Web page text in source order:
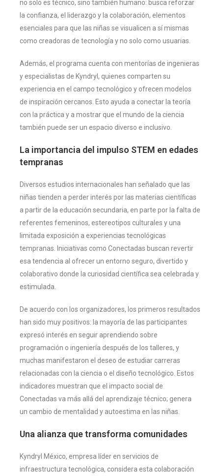
no solo es técnico, sino también humano: busca reforzar
la confianza, el liderazgo y la colaboración, elementos
esenciales para que las niñas se visualicen a sí mismas
como creadoras de tecnología y no solo como usuarias.
Además, el programa cuenta con mentorías de ingenieras
y especialistas de Kyndryl, quienes comparten su
experiencia en el campo tecnológico y ofrecen modelos
de inspiración cercanos. Esto ayuda a conectar la teoría
con la práctica y a mostrar que el mundo de la ciencia
también puede ser un espacio diverso e inclusivo.
La importancia del impulso STEM en edades
tempranas
Diversos estudios internacionales han señalado que las
niñas tienden a perder interés por las materias científicas
a partir de la educación secundaria, en parte por la falta de
referentes femeninos, estereotipos culturales y una
limitada exposición a experiencias tecnológicas
tempranas. Iniciativas como Conectadas buscan revertir
esa tendencia al ofrecer un entorno seguro, divertido y
colaborativo donde la curiosidad científica sea celebrada y
estimulada.
De acuerdo con los organizadores, los primeros resultados
han sido muy positivos: la mayoría de las participantes
expresó interés en seguir aprendiendo sobre
programación o ingeniería después de los talleres, y
muchas manifestaron el deseo de estudiar carreras
relacionadas con la ciencia o el diseño tecnológico. Estos
indicadores muestran que el impacto social de
Conectadas va más allá del aprendizaje técnico; genera
un cambio de mentalidad y autoestima en las niñas.
Una alianza que transforma comunidades
Kyndryl México, empresa líder en servicios de
infraestructura tecnológica, considera esta colaboración